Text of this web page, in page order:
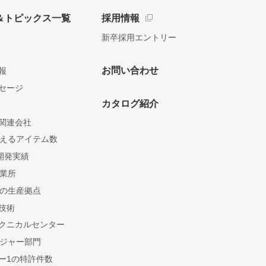
トピックス一覧
ージ
連会社
るアイテム数
発実績
所
生産拠点
術
ニカルセンター
ャー部門
1の特許件数
採用情報
新卒採用エントリー
お問い合わせ
カタログ紹介